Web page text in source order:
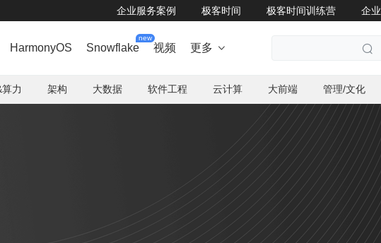
企业服务案例 极客时间 极客时间训练营 企
HarmonyOS Snowflake
new
视频 更多  
力 架构 大数据 软件工程 云计算 大前端 管理/文化